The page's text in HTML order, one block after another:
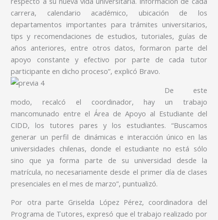
carrera, calendario académico, ubicación de los
departamentos importantes para trámites universitarios,
tips y recomendaciones de estudios, tutoriales, guías de
años anteriores, entre otros datos, formaron parte del
apoyo constante y efectivo por parte de cada tutor
participante en dicho proceso”, explicó Bravo.
De este
modo, recalcó el coordinador, hay un trabajo
mancomunado entre el Área de Apoyo al Estudiante del
CIDD, los tutores pares y los estudiantes. “Buscamos
generar un perfil de dinámicas e interacción único en las
universidades chilenas, donde el estudiante no está sólo
sino que ya forma parte de su universidad desde la
matrícula, no necesariamente desde el primer día de clases
presenciales en el mes de marzo”, puntualizó.
Por otra parte Griselda López Pérez, coordinadora del
Programa de Tutores, expresó que el trabajo realizado por